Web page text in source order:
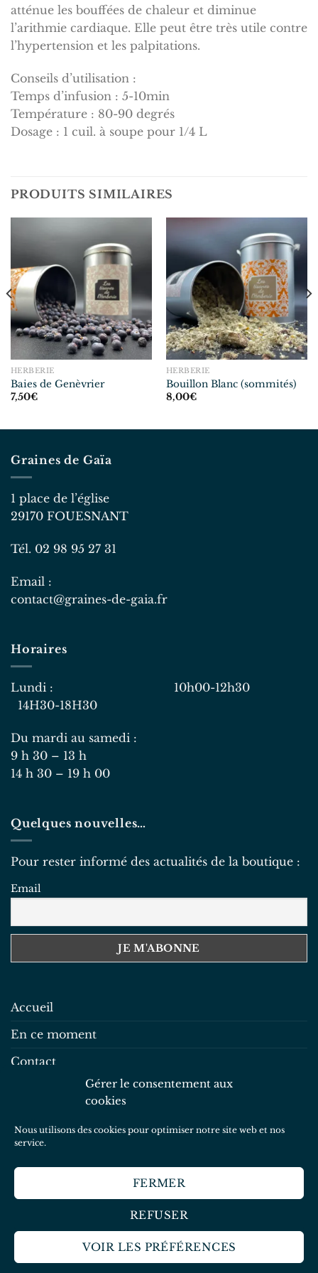
Gérer le consentement aux
cookies
Nous utilisons des cookies pour optimiser notre site web et nos
service.
FERMER
REFUSER
VOIR LES PRÉFÉRENCES
atténue les bouffées de chaleur et diminue
l’arithmie cardiaque. Elle peut être très utile contre
l’hypertension et les palpitations.
Conseils d’utilisation :
Temps d’infusion : 5-10min
Température : 80-90 degrés
Dosage : 1 cuil. à soupe pour 1/4 L
PRODUITS SIMILAIRES
HERBERIE
Baies de Genèvrier
7,50€
HERBERIE
Bouillon Blanc (sommités)
8,00€
Graines de Gaïa
1 place de l’église
29170 FOUESNANT
Tél. 02 98 95 27 31
Email :
contact@graines-de-gaia.fr
Horaires
Lundi : 10h00-12h30
14H30-18H30
Du mardi au samedi :
9 h 30 – 13 h
14 h 30 – 19 h 00
Quelques nouvelles…
Pour rester informé des actualités de la boutique :
Email
Accueil
En ce moment
Contact
Mentions légales
Politique de cookies
EN CE MOMENT
POLITIQUE DE CONFIDENTIALITÉ
POLITIQUE DE COOKIES